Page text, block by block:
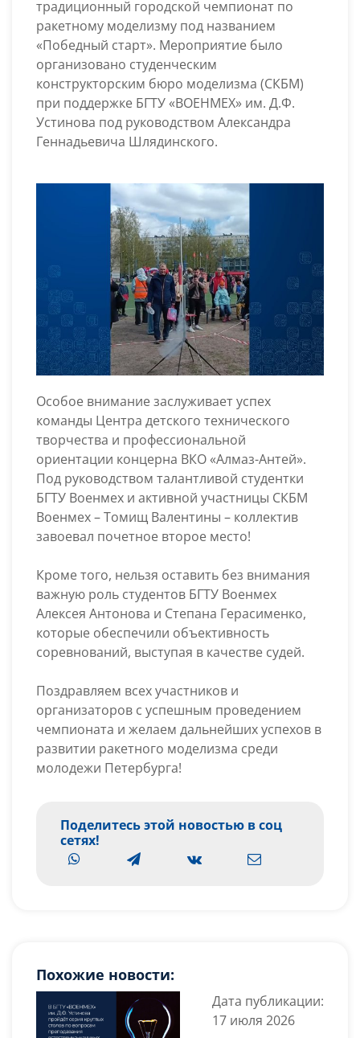
традиционный городской чемпионат по
ракетному моделизму под названием
«Победный старт». Мероприятие было
организовано студенческим
конструкторским бюро моделизма (СКБМ)
при поддержке БГТУ «ВОЕНМЕХ» им. Д.Ф.
Устинова под руководством Александра
Геннадьевича Шлядинского.
Особое внимание заслуживает успех
команды Центра детского технического
творчества и профессиональной
ориентации концерна ВКО «Алмаз-Антей».
Под руководством талантливой студентки
БГТУ Военмех и активной участницы СКБМ
Военмех – Томищ Валентины – коллектив
завоевал почетное второе место!
Кроме того, нельзя оставить без внимания
важную роль студентов БГТУ Военмех
Алексея Антонова и Степана Герасименко,
которые обеспечили объективность
соревнований, выступая в качестве судей.
Поздравляем всех участников и
организаторов с успешным проведением
чемпионата и желаем дальнейших успехов в
развитии ракетного моделизма среди
молодежи Петербурга!
Поделитесь этой новостью в соц
сетях!
Похожие новости:
Дата публикации:
17 июля 2026